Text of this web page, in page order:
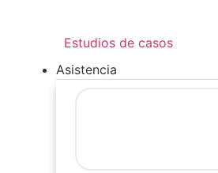
Estudios de casos
Asistencia